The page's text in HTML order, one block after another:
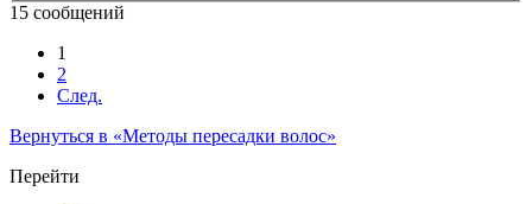
15 сообщений
1
2
След.
Вернуться в «Методы пересадки волос»
Перейти